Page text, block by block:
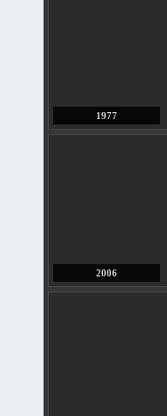
1977
2006